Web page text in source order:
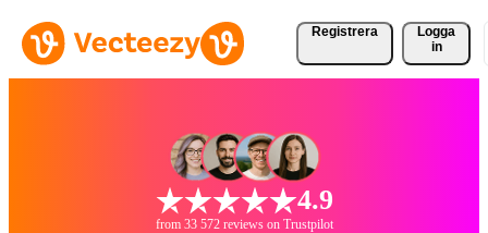
Registrera
Logga
in
4.9
from 33 572 reviews on Trustpilot